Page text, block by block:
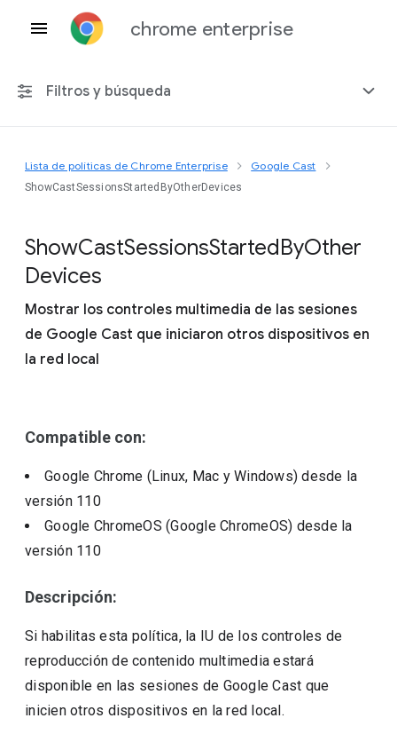
chrome enterprise
Filtros y búsqueda
Cualquier plataforma
Incluir políticas obsoletas
Lista de políticas de Chrome Enterprise Google Cast
ShowCastSessionsStartedByOtherDevices
ShowCastSessionsStartedByOther
Devices
Mostrar los controles multimedia de las sesiones
de Google Cast que iniciaron otros dispositivos en
la red local
Compatible con:
Google Chrome (Linux, Mac y Windows)desde la
versión 110
Google ChromeOS (Google ChromeOS) desde la
versión 110
Descripción:
Si habilitas esta política, la IU de los controles de
reproducción de contenido multimedia estará
disponible en las sesiones de Google Cast que
inicien otros dispositivos en la red local.